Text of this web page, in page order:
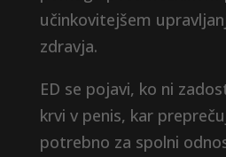
učinkovitejšem
zdravja.
ED se pojavi, ko ni
krvi v penis, kar
potrebno za spolni